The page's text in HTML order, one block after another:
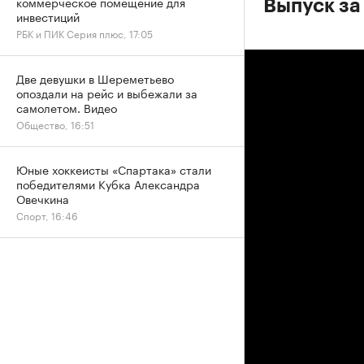
Выпуск
инвестиций
РБК и ПИК Серия плюс, 17:05
Две девушки в Шереметьево
опоздали на рейс и выбежали за
самолетом. Видео
Общество, 16:51
Юные хоккеисты «Спартака» стали
победителями Кубка Александра
Овечкина
Спорт, 16:46